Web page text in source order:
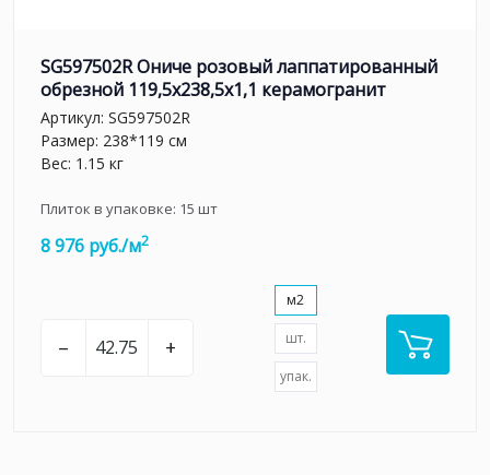
SG597502R Ониче розовый лаппатированный
обрезной 119,5x238,5x1,1 керамогранит
Артикул: SG597502R
Размер: 238*119 см
Вес: 1.15 кг
Плиток в упаковке: 15 шт
8 976 руб./м2
– +
м2
шт.
упак.